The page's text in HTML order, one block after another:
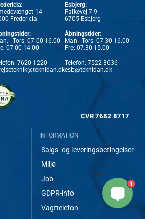
14
Fredericia
- Tors: 07.00-16.00
07.00-14.00
7620 1220
Esbjerg:
Falkevej 7-9
6705 Esbjerg
Åbningstider:
Man - Tors: 07.30-16.00
Fre: 07.30-15.00
Telefon: 7522 3636
esb@teknidan.dk
CVR 7682 8717
INFORMATION
Salgs- og leveringsbetingelser
Miljø
Job
GDPR-info
Vagttelefon
1